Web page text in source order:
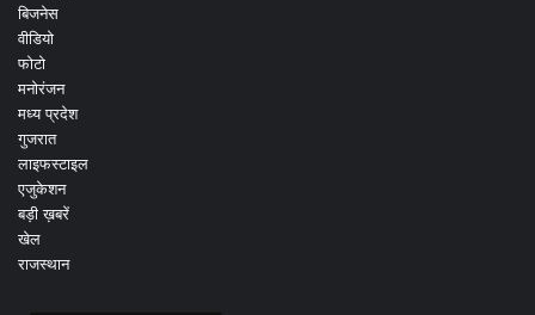
बिजनेस
वीडियो
फोटो
मनोरंजन
मध्य प्रदेश
गुजरात
लाइफस्टाइल
एजुकेशन
बड़ी ख़बरें
खेल
राजस्थान